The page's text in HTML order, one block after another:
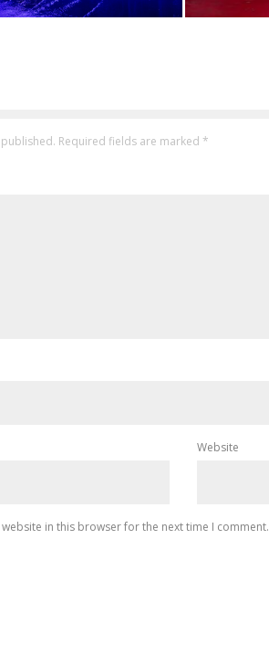
Required fields are marked *
Website
website in this browser for the next time I comment.